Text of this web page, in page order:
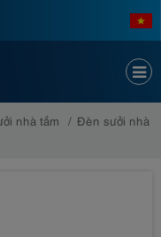
nhà tắm
Đèn sưởi nhà